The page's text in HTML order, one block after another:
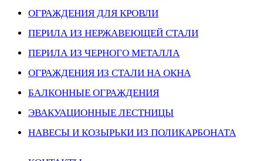
ОГРАЖДЕНИЯ ДЛЯ КРОВЛИ
ПЕРИЛА ИЗ НЕРЖАВЕЮЩЕЙ СТАЛИ
ПЕРИЛА ИЗ ЧЕРНОГО МЕТАЛЛА
ОГРАЖДЕНИЯ ИЗ СТАЛИ НА ОКНА
БАЛКОННЫЕ ОГРАЖДЕНИЯ
ЭВАКУАЦИОННЫЕ ЛЕСТНИЦЫ
НАВЕСЫ И КОЗЫРЬКИ ИЗ ПОЛИКАРБОНАТА